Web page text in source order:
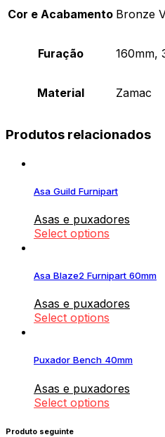
Cor e Acabamento Bronze
Furação 160mm,
Material Zamac
Produtos relacionados
Asa Guild Furnipart
Asas e puxadores
Select options
Asa Blaze2 Furnipart 60mm
Asas e puxadores
Select options
Puxador Bench 40mm
Asas e puxadores
Select options
Produto seguinte